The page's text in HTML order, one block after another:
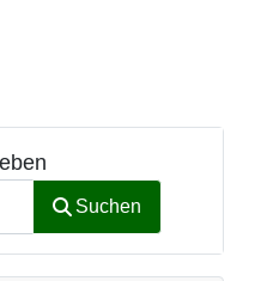
Suchen